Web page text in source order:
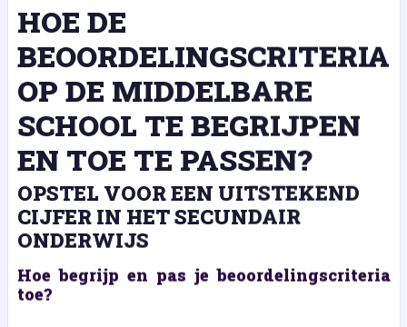
HOE DE
BEOORDELINGSCRITERIA
OP DE MIDDELBARE
SCHOOL TE BEGRIJPEN
EN TOE TE PASSEN?
OPSTEL VOOR EEN UITSTEKEND
CIJFER IN HET SECUNDAIR
ONDERWIJS
Hoe begrijp en pas je beoordelingscriteria
toe?